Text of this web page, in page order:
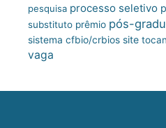
pesquisa processo seletivo
substituto prêmio pós-
sistema cfbio/crbios site
vaga